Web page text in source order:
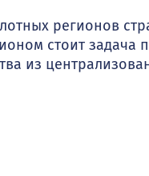
регионов
стоит задача
из